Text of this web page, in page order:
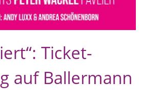
Ticket-
auf Ballermann